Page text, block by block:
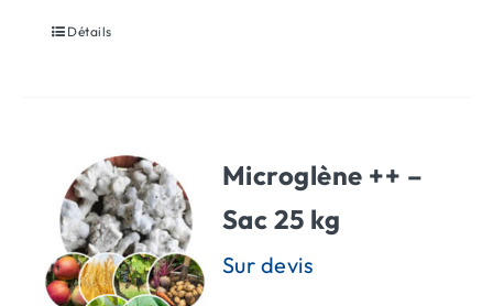
Détails
Microglène ++ –
Sac 25 kg